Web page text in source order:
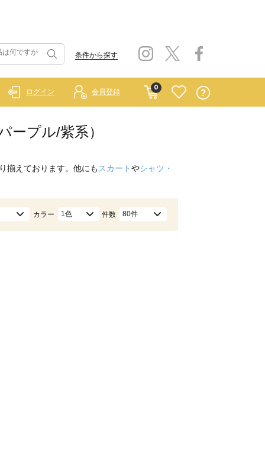
条件から探す
0
ログイン 会員登録
ープル/紫系）
揃えております。他にも スカートやシャツ・
カラー 1色 件数 80件